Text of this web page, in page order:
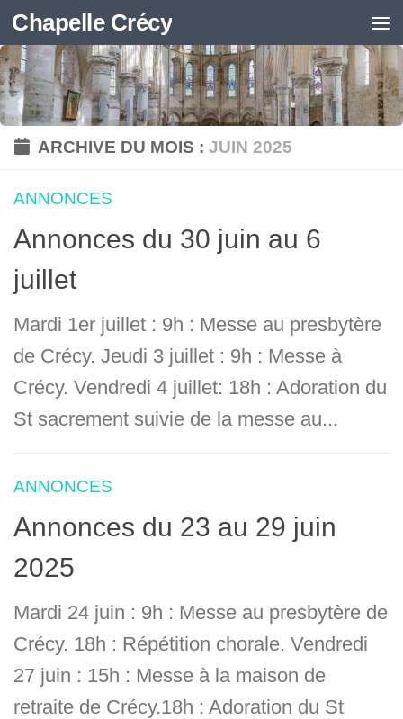
Skip to content
Chapelle Crécy
ARCHIVE DU MOIS :JUIN 2025
ANNONCES
Annonces du 30 juin au 6
juillet
Mardi 1er juillet : 9h : Messe au presbytère
de Crécy. Jeudi 3 juillet : 9h : Messe à
Crécy. Vendredi 4 juillet: 18h : Adoration du
St sacrement suivie de la messe au...
ANNONCES
Annonces du 23 au 29 juin
2025
Mardi 24 juin : 9h : Messe au presbytère de
Crécy. 18h : Répétition chorale. Vendredi
27 juin : 15h : Messe à la maison de
retraite de Crécy.18h : Adoration du St